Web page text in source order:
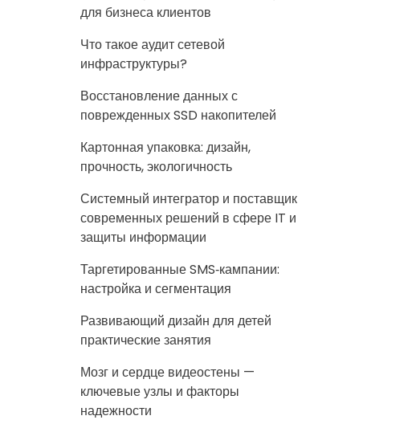
для бизнеса клиентов
Что такое аудит сетевой
инфраструктуры?
Восстановление данных с
поврежденных SSD накопителей
Картонная упаковка: дизайн,
прочность, экологичность
Системный интегратор и поставщик
современных решений в сфере IT и
защиты информации
Таргетированные SMS‑кампании:
настройка и сегментация
Развивающий дизайн для детей
практические занятия
Мозг и сердце видеостены —
ключевые узлы и факторы
надежности